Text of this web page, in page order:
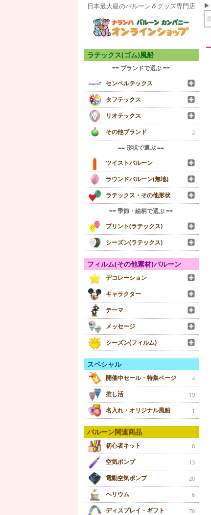
日本最大級のバルーン＆グッズ専門店
ラテックス(ゴム)風船
== ブランドで選ぶ ==
センペルテックス
タフテックス
リオテックス
その他ブランド
2
== 形状で選ぶ ==
ツイストバルーン
ラウンドバルーン(無地)
ラテックス・その他形状
== 季節・絵柄で選ぶ ==
プリント(ラテックス)
シーズン(ラテックス)
フィルム(その他素材)バルーン
デコレーション
キャラクター
テーマ
メッセージ
シーズン(フィルム)
スペシャル
開催中セール・特集ページ 4
推し活 19
名入れ・オリジナル風船 1
バルーン関連商品
初心者キット 8
空気ポンプ 13
電動空気ポンプ 20
ヘリウム 6
ディスプレイ・ギフト 76